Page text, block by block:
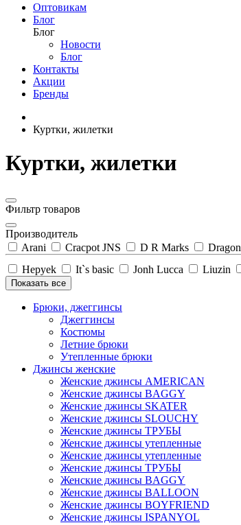
Оптовикам
Блог
Блог
Новости
Блог
Контакты
Акции
Бренды
Куртки, жилетки
Куртки, жилетки
Фильтр товаров
Производитель
Arani
Cracpot JNS D R Marks Dragon
Hepyek
It`s basic Jonh Lucca Liuzin
Показать все
Брюки, джеггинсы
Джеггинсы
Костюмы
Летние брюки
Утепленные брюки
Джинсы женские
Женские джинсы AMERICAN
Женские джинсы BAGGY
Женские джинсы SKATER
Женские джинсы SLOUCHY
Женские джинсы ТРУБЫ
Женские джинсы утепленные
Женские джинсы утепленные
Женские джинсы ТРУБЫ
Женские джинсы BAGGY
Женские джинсы BALLOON
Женские джинсы BOYFRIEND
Женские джинсы ISPANYOL